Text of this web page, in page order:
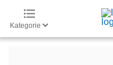
Kategorie